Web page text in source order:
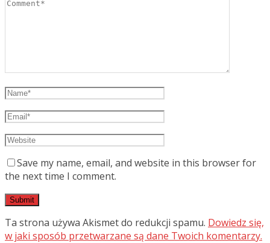
Save my name, email, and website in this browser for
the next time I comment.
Ta strona używa Akismet do redukcji spamu. Dowiedz się,
w jaki sposób przetwarzane są dane Twoich komentarzy.